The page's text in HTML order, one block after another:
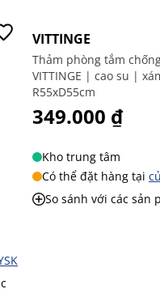
VITTINGE
Thảm phòng tắm
VITTINGE | cao su |
R36xD76cm
349.000 ₫
Kho trung tâm
Có thể đặt hàng tại
So sánh với các sản